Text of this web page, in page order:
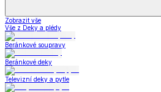
Zobrazit vše
Vše z Deky a plédy
Beránkové soupravy
Beránkové deky
Televizní deky a pytle